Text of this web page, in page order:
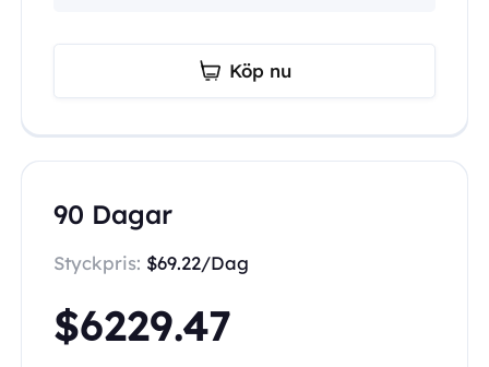
Köp nu
90 Dagar
Styckpris: $69.22/Dag
$6229.47